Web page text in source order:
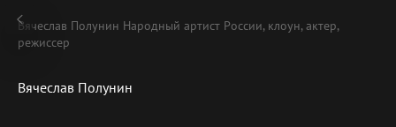
Вячеслав Полунин Народный артист России, клоун, актер,
режиссер
Вячеслав Полунин